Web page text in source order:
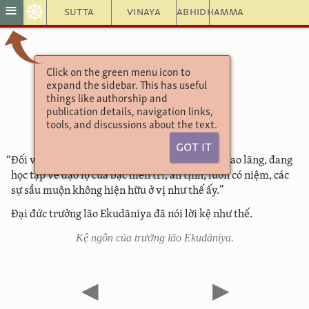
Sutta Vinaya Abhidhamma
≡ ☸
Click on the green menu icon to
expand the sidebar. This has useful
things like authorship and
publication details, navigation links,
tools, and discussions about the text.
Got It
TRƯỞNG LÃO KỆ
1 NHÓM MỘT
68. Ekudāniya
“Đối với vị hiền trí có tăng thượng tâm, không xao lãng, đang
học tập về đạo lộ của bậc hiền trí, an tịnh, luôn có niệm, các
sự sầu muộn không hiện hữu ở vị như thế ấy.”
Đại đức trưởng lão Ekudāniya đã nói lời kệ như thế.
Kệ ngôn của trưởng lão Ekudāniya.
◀ ▶